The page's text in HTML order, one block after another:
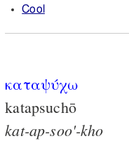
Cool
καταψύχω
katapsuchō
kat-ap-soo'-kho